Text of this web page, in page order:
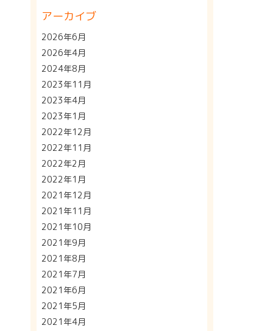
アーカイブ
2026年6月
2026年4月
2024年8月
2023年11月
2023年4月
2023年1月
2022年12月
2022年11月
2022年2月
2022年1月
2021年12月
2021年11月
2021年10月
2021年9月
2021年8月
2021年7月
2021年6月
2021年5月
2021年4月